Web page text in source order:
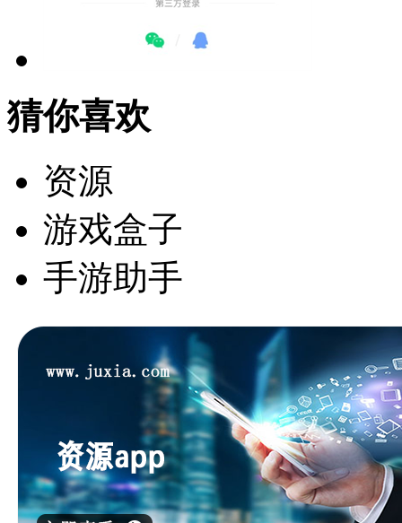
猜你喜欢
资源
游戏盒子
手游助手